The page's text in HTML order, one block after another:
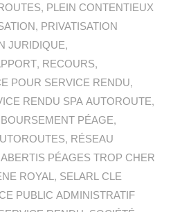
, PLEIN CONTENTIEUX
, PRIVATISATION
JURIDIQUE,
, RECOURS,
POUR SERVICE RENDU,
RENDU SPA AUTOROUTE,
PÉAGE,
, RÉSEAU
PÉAGES TROP CHER
ROYAL, SELARL CLE
PUBLIC ADMINISTRATIF